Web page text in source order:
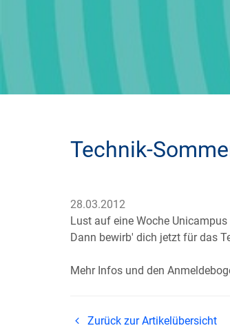
Technik-
28.03.2012
Lust auf eine Woche
Dann bewirb' dich jetzt für das
Mehr Infos und den
Zurück zur Artikelübersicht